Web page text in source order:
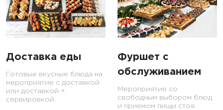
Доставка еды
Готовые вкусные блюда на
мероприятие с доставкой
или доставкой +
сервировкой.
Фуршет с
обслуживанием
Мероприятие со
свободным выбором блюд
и приемом пищи стоя.